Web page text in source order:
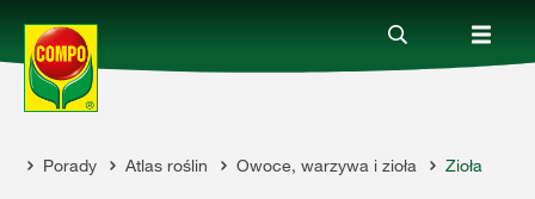
Produkty
COMPO
Porady Atlas roślin Owoce, warzywa i zioła Zioła